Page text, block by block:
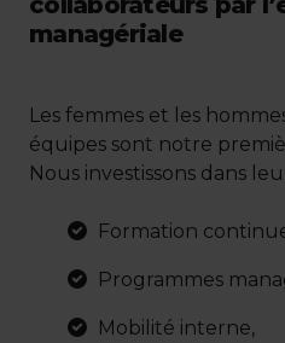
managériale
Les femmes et les
équipes sont notre
Nous investissons dans
Formation
Programmes
Mobilité interne,